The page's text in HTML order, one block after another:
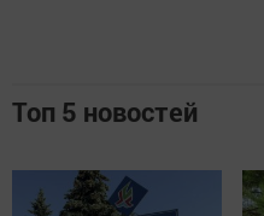
Топ 5 новостей